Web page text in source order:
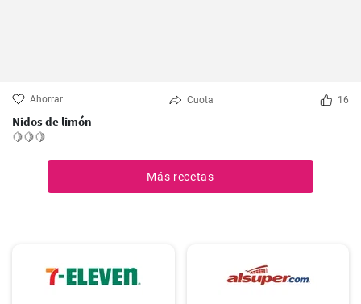
Ahorrar Cuota 16
Nidos de limón
🍋🍋🍋
Más recetas